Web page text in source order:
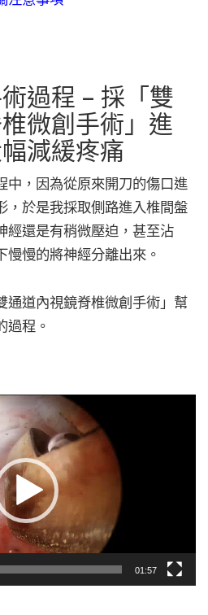
過程 – 採「雙
微創手術」進
減緩疼痛
中，因為從原來開刀的傷口進
，於是我採取側路進入椎間盤
經還是有稍微壓迫，甚至沾
慢的將神經分離出來。
通道內視鏡脊椎微創手術」幫
過程。
視
訊
播
放
器
01:57